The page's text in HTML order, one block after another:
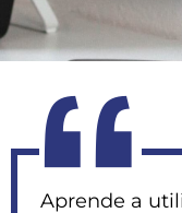
Aprende a